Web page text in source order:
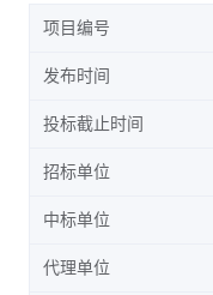
项目编号
发布时间
投标截止时间
招标单位
中标单位
代理单位